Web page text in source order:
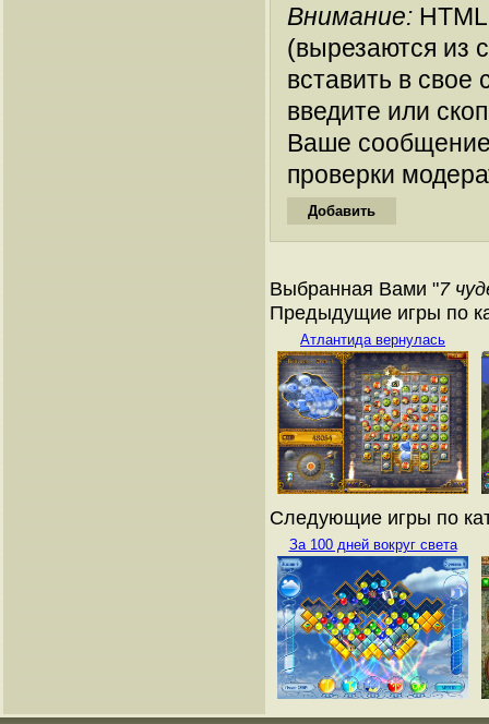
Внимание:
(вырезаются из
вставить в
введите или
Ваше
проверки
Выбранная Вами "7
Предыдущие игры по
Атлантида вернулась
Следующие игры по
За 100 дней вокруг света